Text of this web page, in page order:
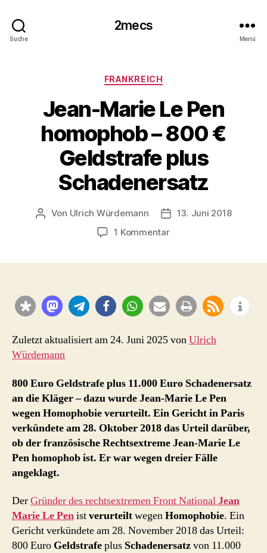
Suche
2mecs
Menü
Kategorien
FRANKREICH
Jean-Marie Le Pen
homophob – 800 €
Geldstrafe plus
Schadenersatz
Beitragsautor
Von Ulrich Würdemann Beitragsdatum
13. Juni 2018
1 Kommentarzu
homophob
–
€
Zuletzt aktualisiert am 24. Juni 2025 vonUlrich
Würdemann
800 Euro Geldstrafe plus 11.000 Euro Schadenersatz
an die Kläger – dazu wurde Jean-Marie Le Pen
wegen Homophobie verurteilt. Ein Gericht in Paris
verkündete am 28. Oktober 2018 das Urteil darüber,
ob der französische Rechtsextreme Jean-Marie Le
Pen homophob ist. Er war wegen dreier Fälle
angeklagt.
DerGründer des rechtsextremen Front NationalJean
Marie Le PenistverurteiltwegenHomophobie. Ein
Gericht verkündete am 28. November 2018 das Urteil:
800 Euro Geldstrafeplus Schadenersatzvon 11.000